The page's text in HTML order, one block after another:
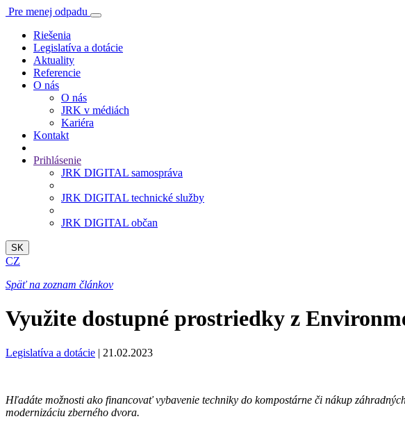
Pre menej odpadu
Riešenia
Legislatíva a dotácie
Aktuality
Referencie
O nás
O nás
JRK v médiách
Kariéra
Kontakt
Prihlásenie
JRK DIGITAL samospráva
JRK DIGITAL technické služby
JRK DIGITAL občan
SK
CZ
Späť na zoznam článkov
Využite dostupné prostriedky z
Legislatíva a dotácie | 21.02.2023
Hľadáte možnosti ako financovať vybavenie techniky do kompostárne či nákup
modernizáciu zberného dvora.